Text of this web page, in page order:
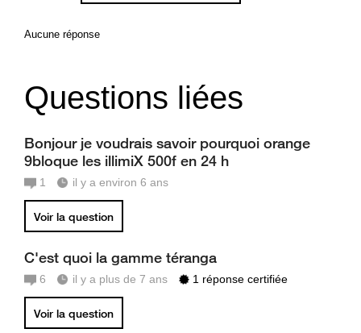
Aucune réponse
Questions liées
Bonjour je voudrais savoir pourquoi orange
9bloque les illimiX 500f en 24 h
1 il y a environ 6 ans
Voir la question
C'est quoi la gamme téranga
6 il y a plus de 7 ans 1 réponse certifiée
Voir la question